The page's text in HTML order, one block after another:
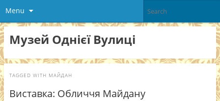
Menu
Музей Однієї Вулиці
TAGGED WITH МАЙДАН
Виставка: Обличчя Майдану